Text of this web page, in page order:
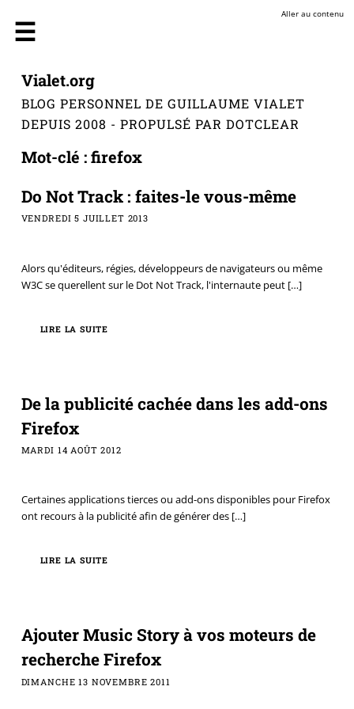
Aller au contenu
Vialet.org
BLOG PERSONNEL DE GUILLAUME VIALET
DEPUIS 2008 - PROPULSÉ PAR DOTCLEAR
Mot-clé : firefox
Do Not Track : faites-le vous-même
VENDREDI 5 JUILLET 2013
Alors qu'éditeurs, régies, développeurs de navigateurs ou même
W3C se querellent sur le Dot Not Track, l'internaute peut[…]
LIRE LA SUITE
De la publicité cachée dans les add-ons
Firefox
MARDI 14 AOÛT 2012
Certaines applications tierces ou add-ons disponibles pour Firefox
ont recours à la publicité afin de générer des[…]
LIRE LA SUITE
Ajouter Music Story à vos moteurs de
recherche Firefox
DIMANCHE 13 NOVEMBRE 2011